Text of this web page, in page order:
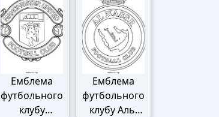
Емблема
футбольного
клубу
Емблема
футбольного
клубу Аль-